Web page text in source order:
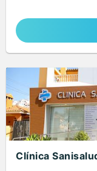
Clínica